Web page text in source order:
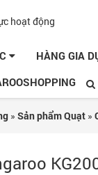
hoạt động
HÀNG GIA
»Sản phẩm Quạt »